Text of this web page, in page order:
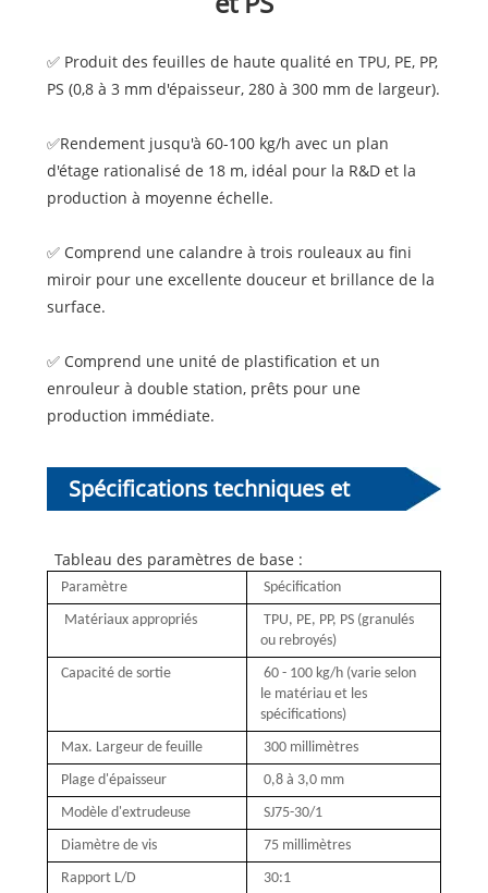
✅ Produit des feuilles de haute qualité en TPU, PE, PP,
PS (0,8 à 3 mm d'épaisseur, 280 à 300 mm de largeur).
✅Rendement jusqu'à 60-100 kg/h avec un plan
d'étage rationalisé de 18 m, idéal pour la R&D et la
production à moyenne échelle.
✅ Comprend une calandre à trois rouleaux au fini
miroir pour une excellente douceur et brillance de la
surface.
✅ Comprend une unité de plastification et un
enrouleur à double station, prêts pour une
production immédiate.
Spécifications techniques et
Tableau des paramètres de base :
Paramètre
Spécification
Matériaux appropriés
TPU, PE, PP, PS (granulés
ou rebroyés)
Capacité de sortie
60 - 100 kg/h (varie selon
le matériau et les
spécifications)
Max. Largeur de feuille
300 millimètres
Plage d'épaisseur
0,8 à 3,0 mm
Modèle d'extrudeuse
SJ75-30/1
Diamètre de vis
75 millimètres
Rapport L/D
30:1